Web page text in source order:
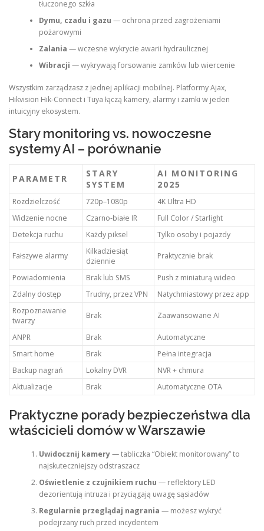
tłuczonego szkła
Dymu, czadu i gazu — ochrona przed zagrożeniami
pożarowymi
Zalania — wczesne wykrycie awarii hydraulicznej
Wibracji — wykrywają forsowanie zamków lub wiercenie
Wszystkim zarządzasz z jednej aplikacji mobilnej. Platformy Ajax,
Hikvision Hik-Connect i Tuya łączą kamery, alarmy i zamki w jeden
intuicyjny ekosystem.
Stary monitoring vs. nowoczesne
systemy AI – porównanie
PARAMETR
STARY
SYSTEM
AI MONITORING
2025
Rozdzielczość 720p–1080p
4K Ultra HD
Widzenie nocne
Czarno-białe IR
Full Color / Starlight
Detekcja ruchu
Każdy piksel Tylko osoby i pojazdy
Fałszywe alarmy
Kilkadziesiąt
dziennie
Praktycznie brak
Powiadomienia Brak lub SMS
Push z miniaturą wideo
Zdalny dostęp
Trudny, przez VPN
Natychmiastowy przez app
Rozpoznawanie
twarzy
Brak Zaawansowane AI
ANPR Brak
Automatyczne
Smart home
Brak
Pełna integracja
Backup nagrań
Lokalny DVR
NVR + chmura
Aktualizacje
Brak Automatyczne OTA
Praktyczne porady bezpieczeństwa dla
właścicieli domów w Warszawie
Uwidocznij kamery— tabliczka “Obiekt monitorowany” to
najskuteczniejszy odstraszacz
Oświetlenie z czujnikiem ruchu — reflektory LED
dezorientują intruza i przyciągają uwagę sąsiadów
Regularnie przeglądaj nagrania — możesz wykryć
podejrzany ruch przed incydentem